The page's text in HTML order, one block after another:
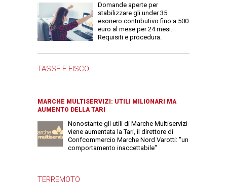
Domande aperte per
stabilizzare gli under 35:
esonero contributivo fino a 500
euro al mese per 24 mesi.
Requisiti e procedura.
TASSE E FISCO
MARCHE MULTISERVIZI: UTILI MILIONARI MA
AUMENTO DELLA TARI
Nonostante gli utili di Marche Multiservizi
viene aumentata la Tari, il direttore di
Confcommercio Marche Nord Varotti: "un
comportamento inaccettabile"
TERREMOTO